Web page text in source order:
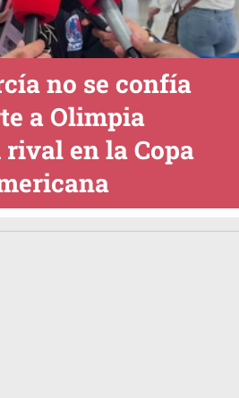
no se confía
a Olimpia
rival en la Copa